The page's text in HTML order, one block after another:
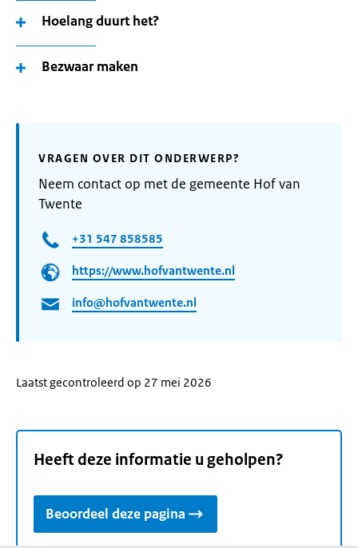
Hoelang duurt het?
Bezwaar maken
VRAGEN OVER DIT ONDERWERP?
Neem contact op met de gemeente Hof van
Twente
+31 547 858585
https://www.hofvantwente.nl
info@hofvantwente.nl
Laatst gecontroleerd op 27 mei 2026
Heeft deze informatie u geholpen?
Beoordeel deze pagina